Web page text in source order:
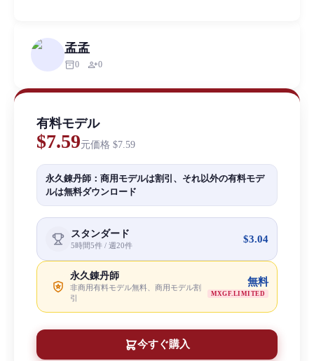
孟孟
inventory_20 person_add0
有料モデル
$7.59元価格 $7.59
永久錬丹師：商用モデルは割引、それ以外の有料モデ
ルは無料ダウンロード
スタンダード
5時間5件 / 週20件
$3.04
永久錬丹師
非商用有料モデル無料、商用モデル割
引
無料
MXGF.LIMITED
今すぐ購入